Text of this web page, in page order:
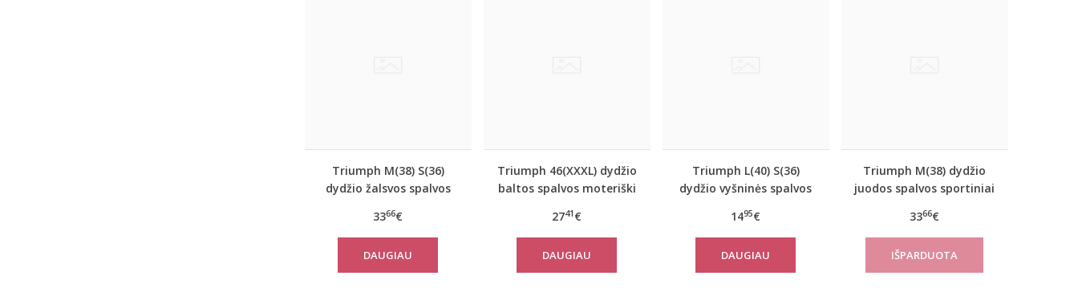
Triumph M(38) S(36)
dydžio žalsvos spalvos
marškinėliai women
move FLOW Tank Top
3366€
DAUGIAU
Triumph 46(XXXL) dydžio
baltos spalvos moteriški
Yselle Basics Shirt03 2P
2741 €
DAUGIAU
Triumph L(40) S(36)
dydžio vyšninės spalvos
EverNew SH01
1495€
DAUGIAU
Triumph M(38) dydžio
juodos spalvos sportiniai
women move FLOW Tank
Top
3366€